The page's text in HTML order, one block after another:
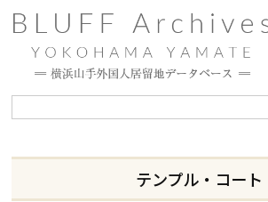
テンプル・コート